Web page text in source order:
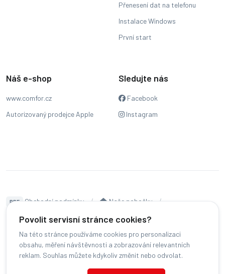
Povolit servisní stránce cookies?
Na této stránce používáme cookies pro personalizaci
obsahu, měření návštěvnosti a zobrazování relevantních
reklam. Souhlas můžete kdykoliv změnit nebo odvolat.
Přenesení dat na telefonu
Instalace Windows
První start
Náš e-shop
www.comfor.cz
Autorizovaný prodejce Apple
Sledujte nás
Facebook
Instagram
PDF Obchodní podmínky
Naše pobočky
Čeština
Všechna práva vyhrazena.